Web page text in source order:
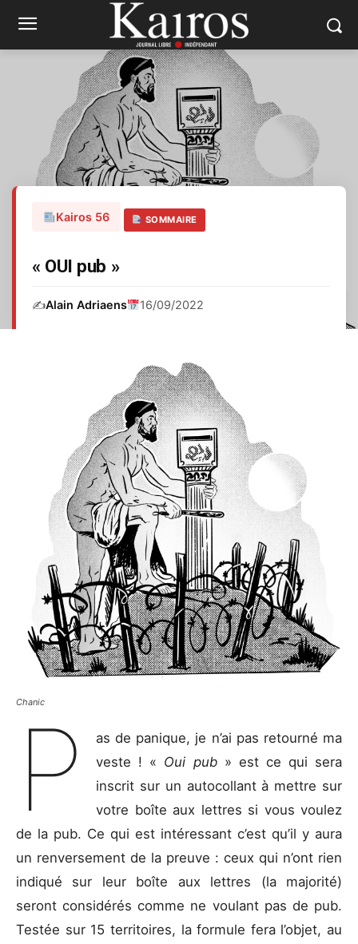
Kairos 56 SOMMAIRE
« OUI pub »
✍️Alain Adriaens 16/09/2022
ChanicP
as de panique, je n’ai pas retourné ma
veste ! « Oui pub » est ce qui sera
inscrit sur un autocollant à mettre sur
votre boîte aux lettres si vous voulez
de la pub. Ce qui est intéressant c’est qu’il y aura
un renversement de la preuve : ceux qui n’ont rien
indiqué sur leur boîte aux lettres (la majorité)
seront considérés comme ne voulant pas de pub.
Testée sur 15 territoires, la formule fera l’objet, au